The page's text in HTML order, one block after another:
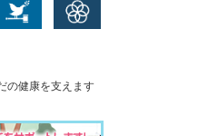
の健康を支えます